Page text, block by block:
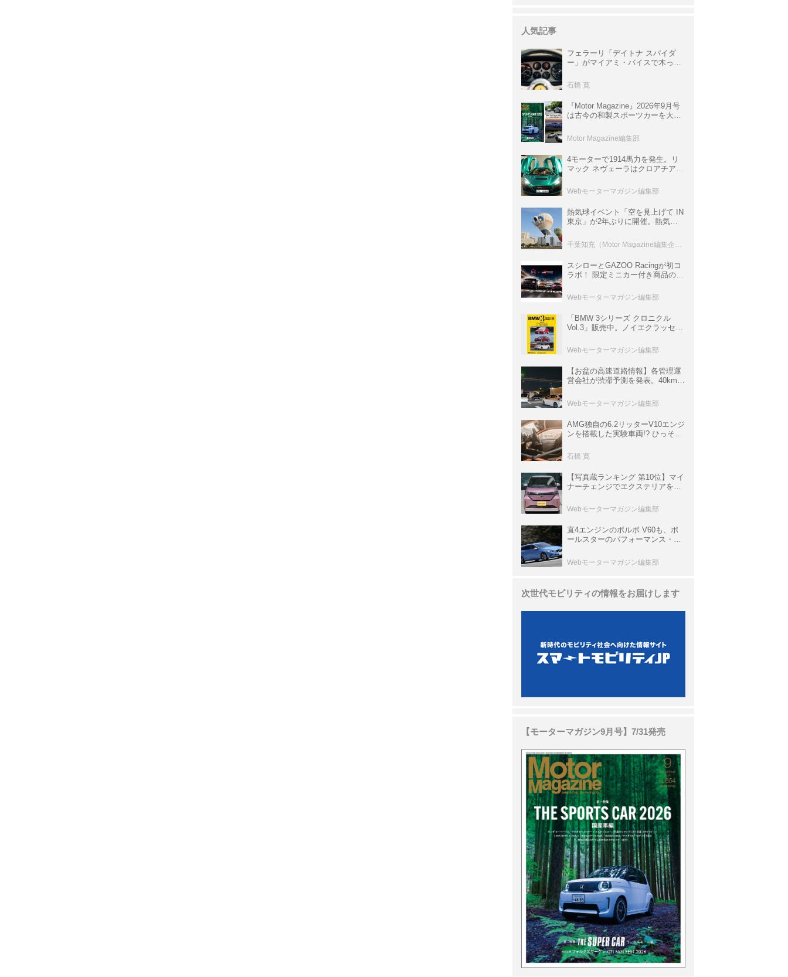
人気記事
フェラーリ「デイトナ スパイダ
ー」がマイアミ・バイスで木っ端
サ」に化けた理由
石橋 寛
『Motor Magazine』2026年9月号
は古今の和製スポーツカーを大特
情報も満載
Motor Magazine編集部
4モーターで1914馬力を発生。リ
マック ネヴェーラはクロアチア発
ロニクル・完全版／115】
Webモーターマガジン編集部
熱気球イベント「空を見上げて IN
東京」が2年ぶりに開催。熱気球
室などのコンテンツも
スシローとGAZOO Racingが初コ
ラボ！ 限定ミニカー付き商品の
ト体験があたる抽選企画などを展
開
Webモーターマガジン編集部
「BMW 3シリーズ クロニクル
Vol.3」販売中。ノイエクラッセか
ムック
Webモーターマガジン編集部
【お盆の高速道路情報】各管理運
営会社が渋滞予測を発表。40km以
数ある
Webモーターマガジン編集部
AMG独自の6.2リッターV10エンジ
ンを搭載した実験車両!? ひっそり
P900 プロトタイプ」とは
石橋 寛
【写真蔵ランキング 第10位】マイ
ナーチェンジでエクステリアを刷
クラ」
Webモーターマガジン編集部
直4エンジンのボルボ V60も、ポ
ールスターのパフォーマンス・パ
と昔の新車】
Webモーターマガジン編集部
次世代モビリティの情報をお届けします
【モーターマガジン9月号】7/31発売